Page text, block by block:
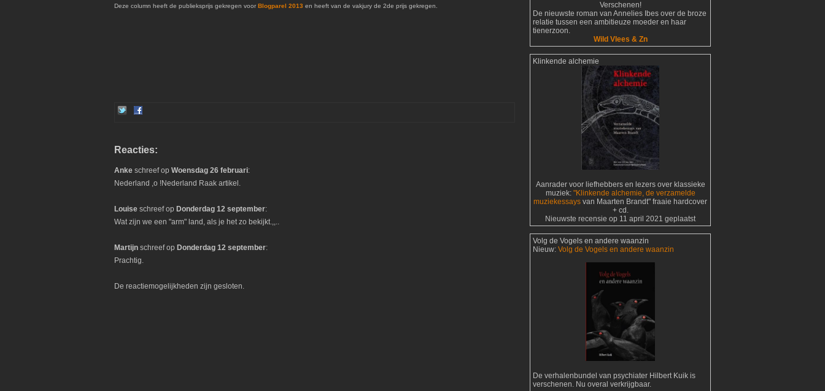
Deze column heeft de publieksprijs gekregen voor Blogparel 2013 en heeft van de vakjury de 2de prijs gekregen.
Reacties:
Anke schreef op Woensdag 26 februari:
Nederland ,o !Nederland Raak artikel.
Louise schreef op Donderdag 12 september:
Wat zijn we een "arm" land, als je het zo bekijkt.,,..
Martijn schreef op Donderdag 12 september:
Prachtig.
De reactiemogelijkheden zijn gesloten.
Verschenen!
De nieuwste roman van Annelies Ibes over de broze
relatie tussen een ambitieuze moeder en haar
tienerzoon.
Wild Vlees & Zn
Klinkende alchemie
Aanrader voor liefhebbers en lezers over klassieke
muziek: "Klinkende alchemie, de verzamelde
muziekessaysvan Maarten Brandt" fraaie hardcover
+ cd.
Nieuwste recensie op 11 april 2021 geplaatst
Volg de Vogels en andere waanzin
Nieuw:Volg de Vogels en andere waanzin
De verhalenbundel van psychiater Hilbert Kuik is
verschenen. Nu overal verkrijgbaar.